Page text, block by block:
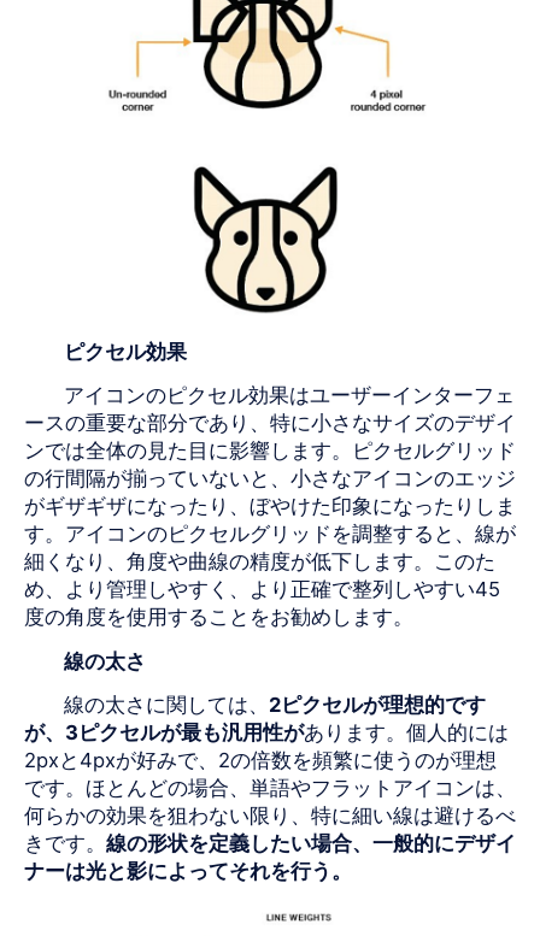
ピクセル効果
アイコンのピクセル効果はユーザーインターフェ
ースの重要な部分であり、特に小さなサイズのデザイ
ンでは全体の見た目に影響します。ピクセルグリッド
の行間隔が揃っていないと、小さなアイコンのエッジ
がギザギザになったり、ぼやけた印象になったりしま
す。アイコンのピクセルグリッドを調整すると、線が
細くなり、角度や曲線の精度が低下します。このた
め、より管理しやすく、より正確で整列しやすい45
度の角度を使用することをお勧めします。
線の太さ
線の太さに関しては、 2ピクセルが理想的です
が、 3 ピクセルが最も汎用性があります。個人的には
2pxと 4pxが好みで、 2の倍数を頻繁に使うのが理想
です。ほとんどの場合、単語やフラットアイコンは、
何らかの効果を狙わない限り、特に細い線は避けるべ
きです。 線の形状を定義したい場合、一般的にデザイ
ナーは光と影によってそれを行う。